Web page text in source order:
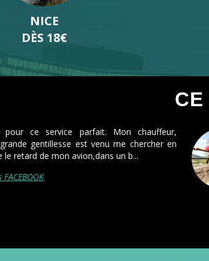
LILLE
DÈS 19€
Très bon service, parfaitement à l'heure à
Roissy et le retour pareil pour un prix moins
sur Orléans.